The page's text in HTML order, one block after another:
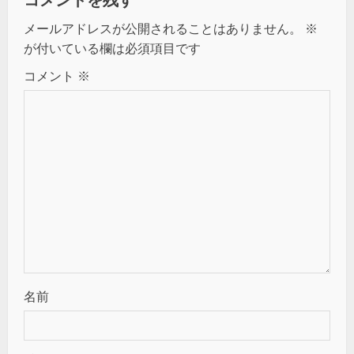
メールアドレスが公開されることはありません。
※
が付いている欄は必須項目です
コメント ※
名前